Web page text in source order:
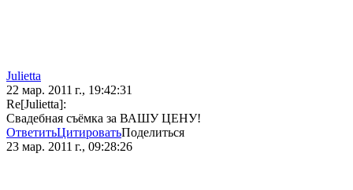
Julietta
22 мар. 2011 г., 19:42:31
Re[Julietta]:
Свадебная съёмка за ВАШУ ЦЕНУ!
ОтветитьЦитироватьПоделиться
23 мар. 2011 г., 09:28:26